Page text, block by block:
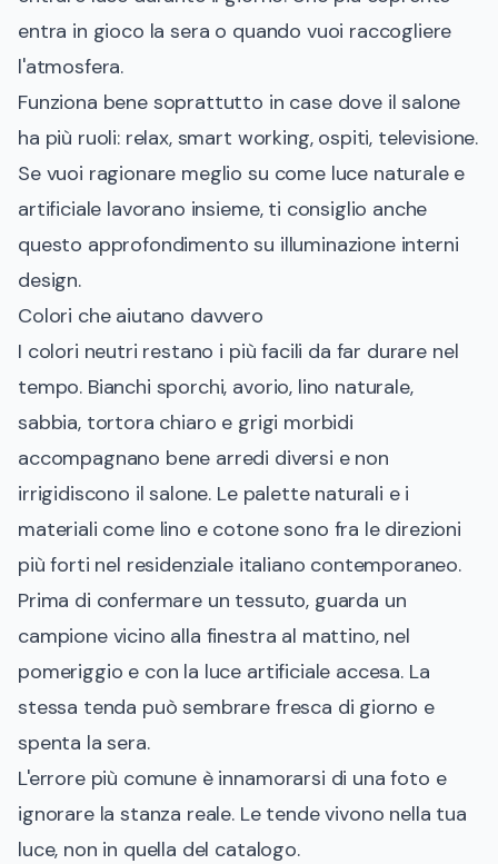
entra in gioco la sera o quando vuoi raccogliere
l'atmosfera.
Funziona bene soprattutto in case dove il salone
ha più ruoli: relax, smart working, ospiti, televisione.
Se vuoi ragionare meglio su come luce naturale e
artificiale lavorano insieme, ti consiglio anche
questo approfondimento su illuminazione interni
design.
Colori che aiutano davvero
I colori neutri restano i più facili da far durare nel
tempo. Bianchi sporchi, avorio, lino naturale,
sabbia, tortora chiaro e grigi morbidi
accompagnano bene arredi diversi e non
irrigidiscono il salone. Le palette naturali e i
materiali come lino e cotone sono fra le direzioni
più forti nel residenziale italiano contemporaneo.
Prima di confermare un tessuto, guarda un
campione vicino alla finestra al mattino, nel
pomeriggio e con la luce artificiale accesa. La
stessa tenda può sembrare fresca di giorno e
spenta la sera.
L'errore più comune è innamorarsi di una foto e
ignorare la stanza reale. Le tende vivono nella tua
luce, non in quella del catalogo.